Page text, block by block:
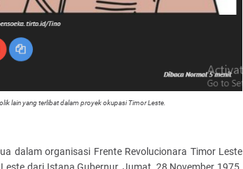
lain yang terlibat dalam proyek okupasi Timor Leste.
dalam organisasi Frente Revolucionara Timor Leste